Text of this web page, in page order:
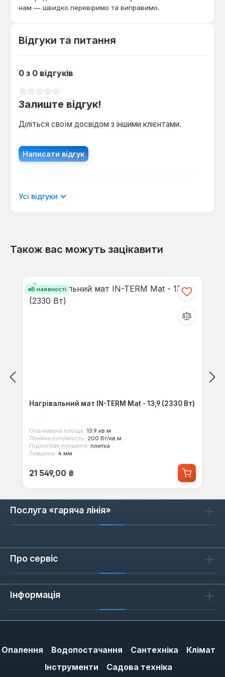
нам — швидко перевіримо та виправимо.
Відгуки та питання
0 з 0 відгуків
Залиште відгук!
Діліться своїм досвідом з іншими клієнтами.
Написати відгук
мовою.
Відгуків не знайдено. Поділіться
Усі відгуки
Також вас можуть зацікавити
В наявності
Нагрівальний мат IN-TERM Mat - 13,9 (2330 Вт)
Опалювана площа: 13.9 кв.м
Лінійна потужність: 200 Вт/кв.м
Підлогове покриття: плитка
Товщина: 4 мм
Звичайна ціна:
21 549,00 ₴
Послуга «гаряча лінія»
Про сервіс
Інформація
Опалення Водопостачання Сантехніка
Клімат
Інструменти
Садова техніка